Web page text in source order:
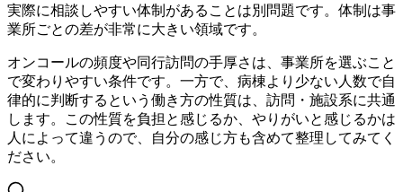
実際に相談しやすい体制があることは別問題です。体制は事
業所ごとの差が非常に大きい領域です。
オンコールの頻度や同行訪問の手厚さは、事業所を選ぶこと
で変わりやすい条件です。一方で、病棟より少ない人数で自
律的に判断するという働き方の性質は、訪問・施設系に共通
します。この性質を負担と感じるか、やりがいと感じるかは
人によって違うので、自分の感じ方も含めて整理してみてく
ださい。